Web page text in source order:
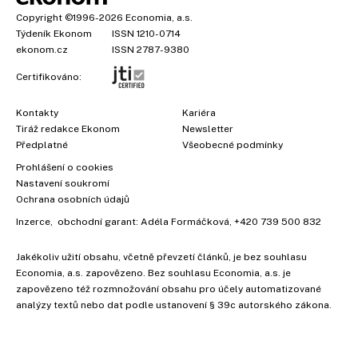
Copyright ©1996-2026 Economia, a.s.
Týdeník Ekonom
ISSN 1210-0714
ekonom.cz
ISSN 2787-9380
Certifikováno:
Kontakty
Tiráž redakce Ekonom
Předplatné
Kariéra
Newsletter
Všeobecné podmínky
Prohlášení o cookies
Nastavení soukromí
Ochrana osobních údajů
Inzerce, obchodní garant: Adéla Formáčková, +420 739 500 832
Jakékoliv užití obsahu, včetně převzetí článků, je bez souhlasu
Economia, a.s. zapovězeno. Bez souhlasu Economia, a.s. je
zapovězeno též rozmnožování obsahu pro účely automatizované
analýzy textů nebo dat podle ustanovení § 39c autorského zákona.